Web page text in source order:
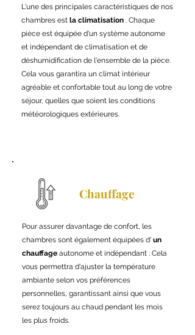
L'une des principales caractéristiques de nos
chambres est la climatisation . Chaque
pièce est équipée d'un système autonome
et indépendant de climatisation et de
déshumidification de l'ensemble de la pièce.
Cela vous garantira un climat intérieur
agréable et confortable tout au long de votre
séjour, quelles que soient les conditions
météorologiques extérieures.
Chauffage
Pour assurer davantage de confort, les
chambres sont également équipées d' un
chauffage autonome et indépendant . Cela
vous permettra d'ajuster la température
ambiante selon vos préférences
personnelles, garantissant ainsi que vous
serez toujours au chaud pendant les mois
les plus froids.